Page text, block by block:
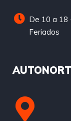
De 10 a 18
Feriados